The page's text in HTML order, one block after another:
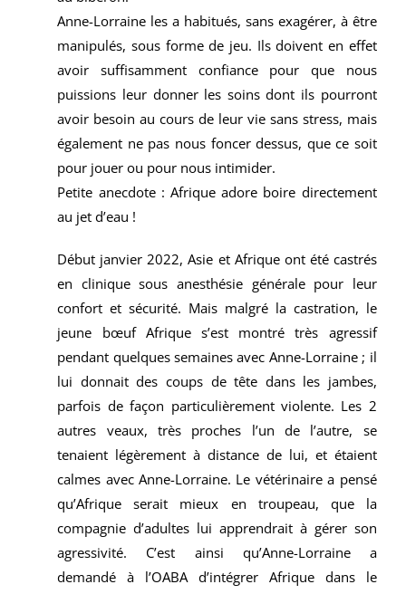
Anne-Lorraine les a habitués, sans exagérer, à être
manipulés, sous forme de jeu. Ils doivent en effet
avoir suffisamment confiance pour que nous
puissions leur donner les soins dont ils pourront
avoir besoin au cours de leur vie sans stress, mais
également ne pas nous foncer dessus, que ce soit
pour jouer ou pour nous intimider.
Petite anecdote : Afrique adore boire directement
au jet d’eau !
Début janvier 2022, Asie et Afrique ont été castrés
en clinique sous anesthésie générale pour leur
confort et sécurité. Mais malgré la castration, le
jeune bœuf Afrique s’est montré très agressif
pendant quelques semaines avec Anne-Lorraine ; il
lui donnait des coups de tête dans les jambes,
parfois de façon particulièrement violente. Les 2
autres veaux, très proches l’un de l’autre, se
tenaient légèrement à distance de lui, et étaient
calmes avec Anne-Lorraine. Le vétérinaire a pensé
qu’Afrique serait mieux en troupeau, que la
compagnie d’adultes lui apprendrait à gérer son
agressivité. C’est ainsi qu’Anne-Lorraine a
demandé à l’OABA d’intégrer Afrique dans le